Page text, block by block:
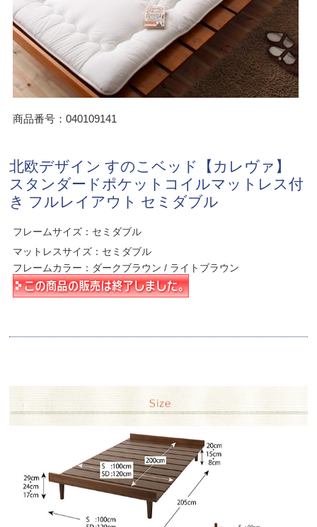
商品番号：040109141
北欧デザイン すのこベッド【カレヴァ】
スタンダードポケットコイルマットレス付
き フルレイアウト セミダブル
フレームサイズ：セミダブル
マットレスサイズ：セミダブル
フレームカラー：ダークブラウン / ライトブラウン